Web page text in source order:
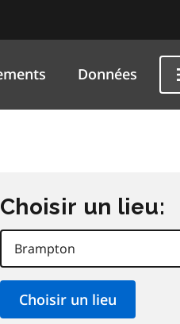
Données
Choisir un lieu: